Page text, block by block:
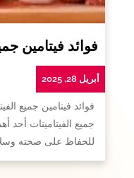
فوائد فيتامين
أبريل 28, 2025
فوائد فيتامين جميع
جميع الفيتامينات أحد
للحفاظ على صحته